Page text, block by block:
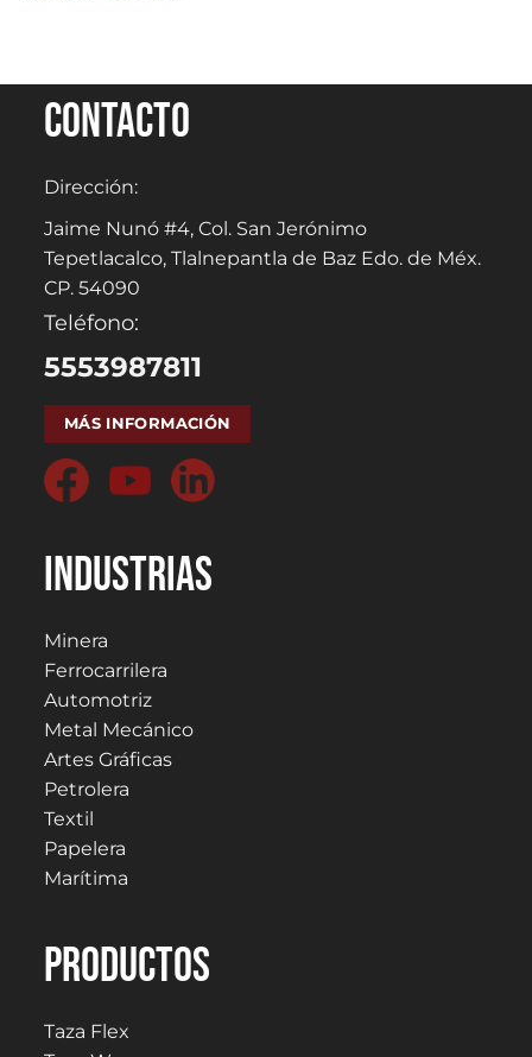
Contacto
Dirección:
Jaime Nunó #4, Col. San Jerónimo
Tepetlacalco, Tlalnepantla de Baz Edo. de Méx.
CP. 54090
Teléfono:
5553987811
MÁS INFORMACIÓN
Industrias
Minera
Ferrocarrilera
Automotriz
Metal Mecánico
Artes Gráficas
Petrolera
Textil
Papelera
Marítima
PRODUCTOS
Taza Flex